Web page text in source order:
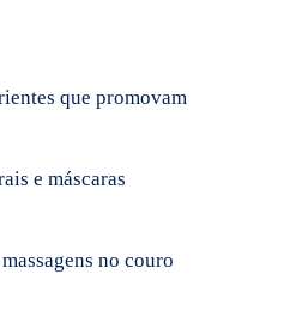
que promovam
e máscaras
no couro